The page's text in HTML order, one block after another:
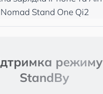
режиму
StandBy